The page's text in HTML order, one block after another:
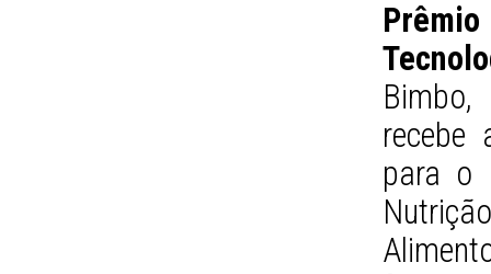
recebe
para o